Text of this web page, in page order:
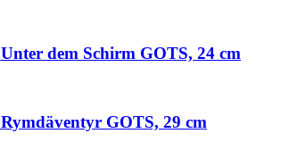
dem Schirm GOTS, 24 cm
GOTS, 29 cm